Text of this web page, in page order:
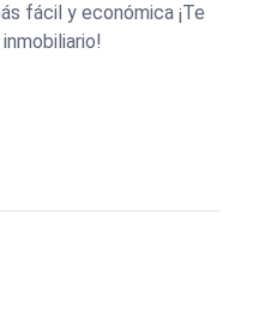
fácil y económica ¡Te